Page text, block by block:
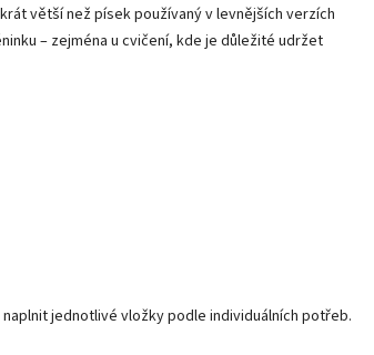
větší než písek používaný v levnějších verzích
– zejména u cvičení, kde je důležité udržet
jednotlivé vložky podle individuálních potřeb.